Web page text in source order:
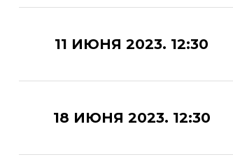
11 ИЮНЯ 2023. 12:30
18 ИЮНЯ 2023. 12:30